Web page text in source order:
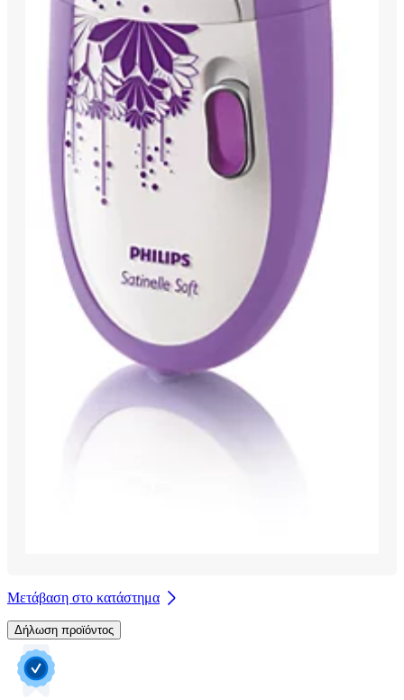
Μετάβαση στο κατάστημα
Δήλωση προϊόντος